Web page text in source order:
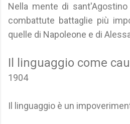
Nella mente di
combattute battaglie più
quelle di Napoleone e di
Il linguaggio come
1904
Il linguaggio è un